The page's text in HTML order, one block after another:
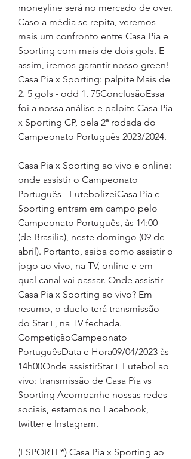
moneyline será no mercado de over.
Caso a média se repita, veremos
mais um confronto entre Casa Pia e
Sporting com mais de dois gols. E
assim, iremos garantir nosso green!
Casa Pia x Sporting: palpite Mais de
2. 5 gols - odd 1. 75ConclusãoEssa
foi a nossa análise e palpite Casa Pia
x Sporting CP, pela 2ª rodada do
Campeonato Português 2023/2024.
Casa Pia x Sporting ao vivo e online:
onde assistir o Campeonato
Português - FutebolizeiCasa Pia e
Sporting entram em campo pelo
Campeonato Português, às 14:00
(de Brasília), neste domingo (09 de
abril). Portanto, saiba como assistir o
jogo ao vivo, na TV, online e em
qual canal vai passar. Onde assistir
Casa Pia x Sporting ao vivo? Em
resumo, o duelo terá transmissão
do Star+, na TV fechada.
CompetiçãoCampeonato
PortuguêsData e Hora09/04/2023 às
14h00Onde assistirStar+ Futebol ao
vivo: transmissão de Casa Pia vs
Sporting Acompanhe nossas redes
sociais, estamos no Facebook,
twitter e Instagram.
(ESPORTE*) Casa Pia x Sporting ao